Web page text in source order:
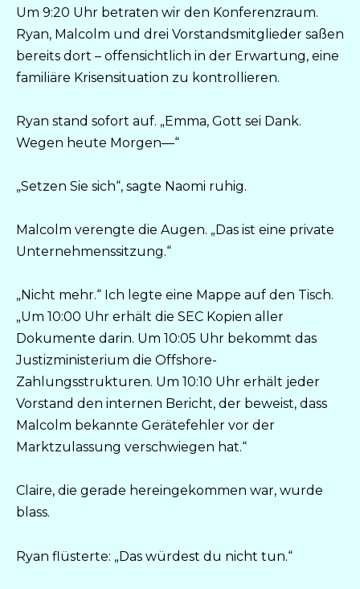
Um 9:20 Uhr betraten wir den Konferenzraum.
Ryan, Malcolm und drei Vorstandsmitglieder saßen
bereits dort – offensichtlich in der Erwartung, eine
familiäre Krisensituation zu kontrollieren.
Ryan stand sofort auf. „Emma, Gott sei Dank.
Wegen heute Morgen—“
„Setzen Sie sich“, sagte Naomi ruhig.
Malcolm verengte die Augen. „Das ist eine private
Unternehmenssitzung.“
„Nicht mehr.“ Ich legte eine Mappe auf den Tisch.
„Um 10:00 Uhr erhält die SEC Kopien aller
Dokumente darin. Um 10:05 Uhr bekommt das
Justizministerium die Offshore-
Zahlungsstrukturen. Um 10:10 Uhr erhält jeder
Vorstand den internen Bericht, der beweist, dass
Malcolm bekannte Gerätefehler vor der
Marktzulassung verschwiegen hat.“
Claire, die gerade hereingekommen war, wurde
blass.
Ryan flüsterte: „Das würdest du nicht tun.“